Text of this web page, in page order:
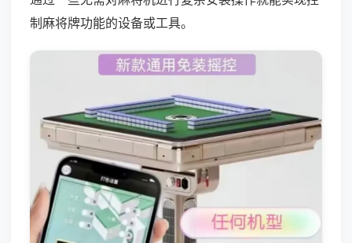
制麻将牌功能的设备或工具。